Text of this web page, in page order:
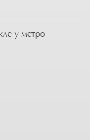
у метро